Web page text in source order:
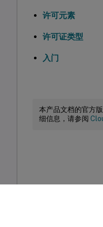
许可元素
许可证类型
入门
本产品文档的官方
细信息，请参阅